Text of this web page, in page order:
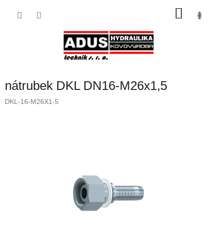
nátrubek DKL DN16-M26x1,5
DKL-16-M26X1-5